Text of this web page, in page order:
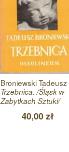
Broniewski Tadeusz
Trzebnica. /Śląsk w
Zabytkach Sztuki/
40,00 zł